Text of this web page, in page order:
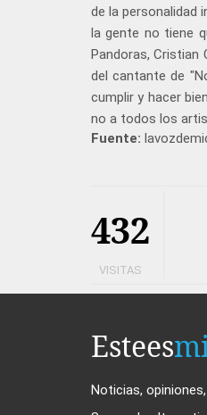
de la personalidad
la gente no tiene
Pandoras,
del cantante de
cumplir y hacer
no a todos los
Fuente:
432
VISITAS
Estees
Noticias,